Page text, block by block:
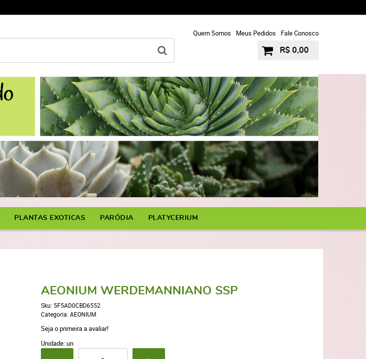
Quem Somos Meus Pedidos Fale Conosco
R$ 0,00
PLANTAS EXOTICAS PARÓDIA PLATYCERIUM
AEONIUM WERDEMANNIANO SSP
Sku: 5F5AD0CBD6552
Categoria: AEONIUM
Seja o primeira a avaliar!
Unidade: un